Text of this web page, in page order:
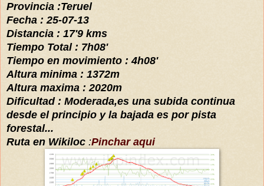
Provincia :Teruel
Fecha : 25-07-13
Distancia : 17'9 kms
Tiempo Total : 7h08'
Tiempo en movimiento : 4h08'
Altura minima : 1372m
Altura maxima : 2020m
Dificultad : Moderada,es una subida continua
desde el principio y la bajada es por pista
forestal...
Ruta en Wikiloc :Pinchar aqui